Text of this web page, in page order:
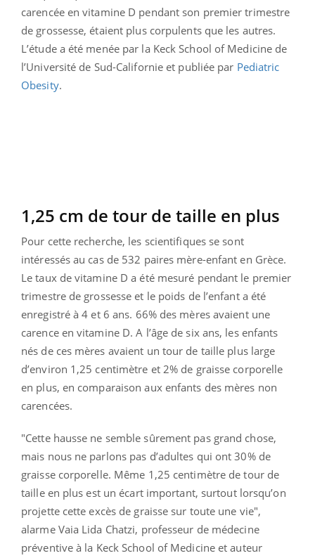
carencée en vitamine D pendant son premier trimestre
de grossesse, étaient plus corpulents que les autres.
L’étude a été menée par la Keck School of Medicine de
l’Université de Sud-Californie et publiée par Pediatric
Obesity.
1,25 cm de tour de taille en plus
Pour cette recherche, les scientifiques se sont
intéressés au cas de 532 paires mère-enfant en Grèce.
Le taux de vitamine D a été mesuré pendant le premier
trimestre de grossesse et le poids de l’enfant a été
enregistré à 4 et 6 ans. 66% des mères avaient une
carence en vitamine D. A l’âge de six ans, les enfants
nés de ces mères avaient un tour de taille plus large
d’environ 1,25 centimètre et 2% de graisse corporelle
en plus, en comparaison aux enfants des mères non
carencées.
"Cette hausse ne semble sûrement pas grand chose,
mais nous ne parlons pas d’adultes qui ont 30% de
graisse corporelle. Même 1,25 centimètre de tour de
taille en plus est un écart important, surtout lorsqu’on
projette cette excès de graisse sur toute une vie",
alarme Vaia Lida Chatzi, professeur de médecine
préventive à la Keck School of Medicine et auteur